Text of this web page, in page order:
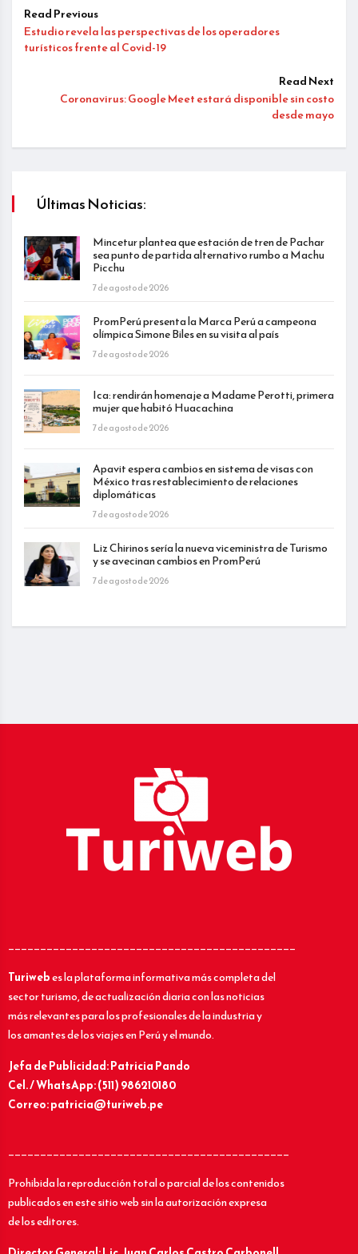
Read Previous
Estudio revela las perspectivas de los operadores
turísticos frente al Covid-19
Read Next
Coronavirus: Google Meet estará disponible sin costo
desde mayo
Últimas Noticias:
Mincetur plantea que estación de tren de Pachar
sea punto de partida alternativo rumbo a Machu
Picchu
7 de agosto de 2026
PromPerú presenta la Marca Perú a campeona
olímpica Simone Biles en su visita al país
7 de agosto de 2026
Ica: rendirán homenaje a Madame Perotti, primera
mujer que habitó Huacachina
7 de agosto de 2026
Apavit espera cambios en sistema de visas con
México tras restablecimiento de relaciones
diplomáticas
7 de agosto de 2026
Liz Chirinos sería la nueva viceministra de Turismo
y se avecinan cambios en PromPerú
7 de agosto de 2026
_____________________________________________
Turiwebes la plataforma informativa más completa del
sector turismo, de actualización diaria con las noticias
más relevantes para los profesionales de la industria y
los amantes de los viajes en Perú y el mundo.
Jefa de Publicidad: Patricia Pando
Cel. / WhatsApp: (511) 986210180
Correo: patricia@turiweb.pe
____________________________________________
Prohibida la reproducción total o parcial de los contenidos
publicados en este sitio web sin la autorización expresa
de los editores.